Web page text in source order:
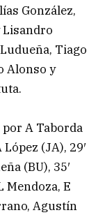
González,
Lisandro
Tiago
Alonso y
por A Taborda
(JA), 29′
(BU), 35′
Mendoza, E
Agustín